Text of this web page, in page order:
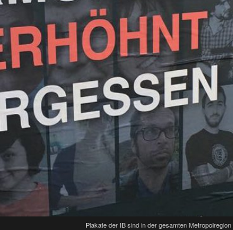
Plakate der IB sind in der gesamten